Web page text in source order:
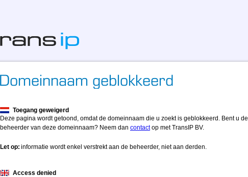
Toegang geweigerd
Deze pagina wordt getoond, omdat de domeinnaam die u zoekt is geblokkeerd. Bent u de
beheerder van deze domeinnaam? Neem dan contactop met TransIP BV.
Let op: informatie wordt enkel verstrekt aan de beheerder, niet aan derden.
Access denied